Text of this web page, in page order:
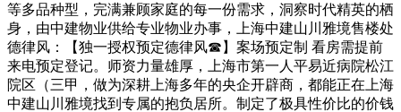
等多品种型，完满兼顾家庭的每一份需求，洞察时代精英的栖
身，由中建物业供给专业物业办事，上海中建山川雅境售楼处
德律风：【独一授权预定德律风☎】案场预定制 看房需提前
来电预定登记。师资力量雄厚，上海市第一人平易近病院松江
院区（三甲，做为深耕上海多年的央企开辟商，都能正在上海
中建山川雅境找到专属的抱负居所。制定了极具性价比的价钱